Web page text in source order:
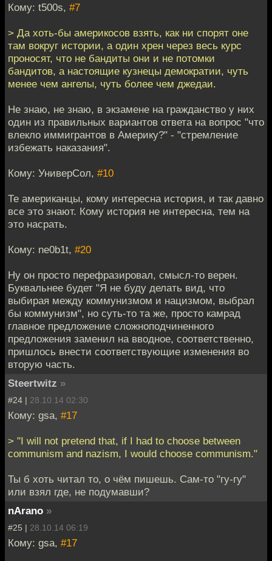
Кому: t500s, #7
> Да хоть-бы америкосов взять, как ни спорят оне
там вокруг истории, а один хрен через весь курс
проносят, что не бандиты они и не потомки
бандитов, а настоящие кузнецы демократии, чуть
менее чем ангелы, чуть более чем джедаи.
Не знаю, не знаю, в экзамене на гражданство у них
один из правильных вариантов ответа на вопрос "что
влекло иммигрантов в Америку?" - "стремление
избежать наказания".
Кому: УниверСол, #10
Те американцы, кому интересна история, и так давно
все это знают. Кому история не интересна, тем на
это насрать.
Кому: ne0b1t, #20
Ну он просто перефразировал, смысл-то верен.
Буквальнее будет "Я не буду делать вид, что
выбирая между коммунизмом и нацизмом, выбрал
бы коммунизм", но суть-то та же, просто камрад
главное предложение сложноподчиненного
предложения заменил на вводное, соответственно,
пришлось внести соответствующие изменения во
вторую часть.
Steertwitz »
#24 | 28.10.14 02:30
Кому: gsa, #17
> "I will not pretend that, if I had to choose between
communism and nazism, I would choose communism."
Ты б хоть читал то, о чём пишешь. Сам-то "гу-гу"
или взял где, не подумавши?
nArano »
#25 | 28.10.14 06:19
Кому: gsa, #17